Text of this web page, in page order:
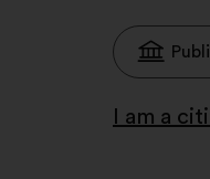
I am a